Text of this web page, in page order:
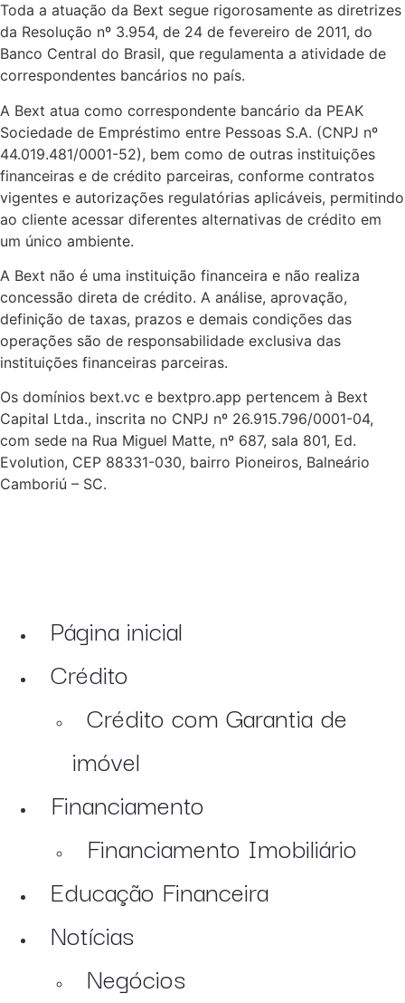
Toda a atuação da Bext segue rigorosamente as diretrizes
da Resolução nº 3.954, de 24 de fevereiro de 2011, do
Banco Central do Brasil, que regulamenta a atividade de
correspondentes bancários no país.
A Bext atua como correspondente bancário da PEAK
Sociedade de Empréstimo entre Pessoas S.A. (CNPJ nº
44.019.481/0001-52), bem como de outras instituições
financeiras e de crédito parceiras, conforme contratos
vigentes e autorizações regulatórias aplicáveis, permitindo
ao cliente acessar diferentes alternativas de crédito em
um único ambiente.
A Bext não é uma instituição financeira e não realiza
concessão direta de crédito. A análise, aprovação,
definição de taxas, prazos e demais condições das
operações são de responsabilidade exclusiva das
instituições financeiras parceiras.
Os domínios bext.vc e bextpro.app pertencem à Bext
Capital Ltda., inscrita no CNPJ nº 26.915.796/0001-04,
com sede na Rua Miguel Matte, nº 687, sala 801, Ed.
Evolution, CEP 88331-030, bairro Pioneiros, Balneário
Camboriú – SC.
Página inicial
Crédito
Crédito com Garantia de
imóvel
Financiamento
Financiamento Imobiliário
Educação Financeira
Notícias
Negócios